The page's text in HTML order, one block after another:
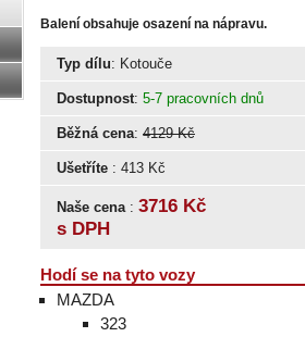
Balení obsahuje osazení na nápravu.
Typ dílu: Kotouče
Dostupnost: 5-7 pracovních dnů
Běžná cena: 4129 Kč
Ušetříte : 413 Kč
Naše cena : 3716 Kč
s DPH
Hodí se na tyto vozy
MAZDA
323